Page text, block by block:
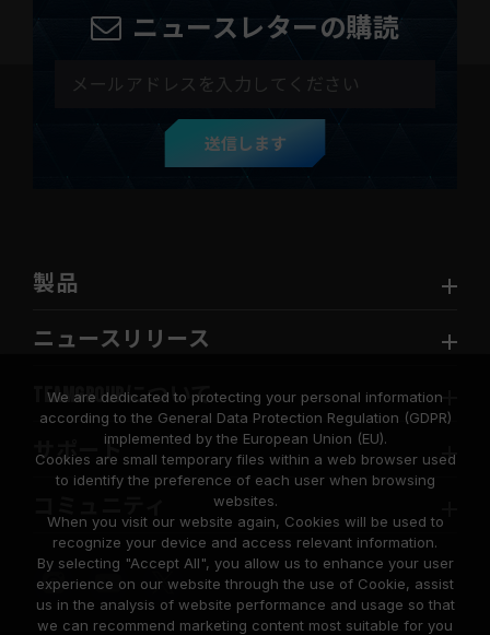
ニュースレターの購読
送信します
製品
ニュースリリース
TEAMGROUPについて
サポート
We are dedicated to protecting your personal information
according to the General Data Protection Regulation (GDPR)
implemented by the European Union (EU).
Cookies are small temporary files within a web browser used
to identify the preference of each user when browsing
websites.
When you visit our website again, Cookies will be used to
recognize your device and access relevant information.
By selecting "Accept All", you allow us to enhance your user
experience on our website through the use of Cookie, assist
us in the analysis of website performance and usage so that
we can recommend marketing content most suitable for you